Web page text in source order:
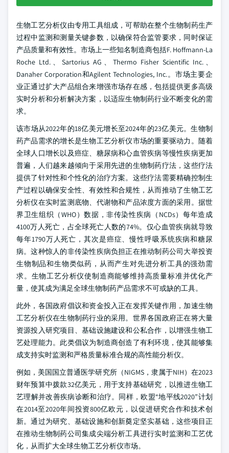
生物工艺分析仪由专用工具组成，可帮助在整个生物制药生产
过程中监测和测量关键参数，以确保符合监管要求，同时保证
产品质量和有效性。市场上一些知名制造商包括F. Hoffmann-La
Roche Ltd.、Sartorius AG、Thermo Fisher Scientific Inc.、
Danaher Corporation和Agilent Technologies, Inc.。市场主要企
业正通过扩大产品组合来增强市场存在感，包括提供更多高级
实时分析和分析解决方案，以适应生物制药行业不断变化的需
求。
该市场从2022年的18亿美元增长至2024年的23亿美元。生物制
药产品需求的增长是生物工艺分析仪市场的重要驱动力。随着
全球人口增长以及癌症、糖尿病和心血管疾病等慢性疾病更加
普遍，人们越来越倾向于采用先进的生物制药疗法，这些疗法
提供了针对性和个性化的治疗方案。这些疗法需要精确控制生
产过程以确保安全性、有效性和合规性，从而推动了生物工艺
分析仪在实时监测底物、代谢物和产品浓度方面的采用。据世
界卫生组织（WHO）数据，非传染性疾病（NCDs）每年造成
4100万人死亡，占全球死亡人数的74%。仅心血管疾病就导致
每年1790万人死亡，其次是癌症、慢性呼吸系统疾病和糖尿
病。这种惊人的非传染性疾病负担正在推动制药公司大举投资
生物制品和生物类似药，从而产生对先进分析工具的强劲需
求。生物工艺分析仪使制造商能够维持高质量标准并优化产
量，使其成为满足全球生物制药产品需求不可或缺的工具。
此外，各国政府倡议和资金投入正在发挥关键作用，加速生物
工艺分析仪在生物制药行业的采用。世界各国政府正在将大量
资源投入研究项目、基础设施建设和公私合作，以增强生物工
艺处理能力。此类倡议为制造商创造了有利环境，使其能够集
成支持实时监测和严格质量标准合规的高性能分析仪。
例如，美国国立普通医学研究所（NIGMS，隶属于NIH）在2023
财年预算中拨款32亿美元，用于支持基础研究，以推进生物工
艺理解并改善疾病诊断和治疗。同样，欧盟“地平线2020”计划
在2014至2020年间投资800亿欧元，以促进研究合作和技术创
新。通过为研究、基础设施和创新奠定坚实基础，这些项目正
在推动生物制药公司集成尖端分析工具进行实时监测和工艺优
化，从而扩大全球生物工艺分析仪市场。